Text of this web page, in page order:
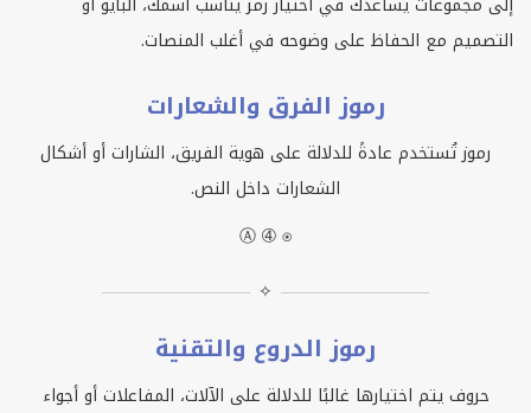
التصميم مع الحفاظ على وضوحه في أغلب المنصات.
رموز الفرق والشعارات
رموز تُستخدم عادةً للدلالة على هوية الفريق، الشارات أو أشكال
الشعارات داخل النص.
Ⓐ ➃ ⍟
✧
رموز الدروع والتقنية
حروف يتم اختيارها غالبًا للدلالة على الآلات، المفاعلات أو أجواء